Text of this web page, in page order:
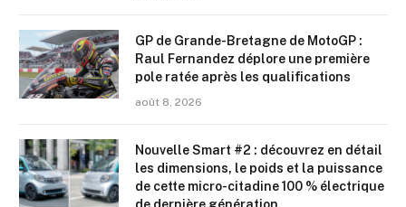
GP de Grande-Bretagne de MotoGP :
Raul Fernandez déplore une première
pole ratée après les qualifications
août 8, 2026
Nouvelle Smart #2 : découvrez en détail
les dimensions, le poids et la puissance
de cette micro-citadine 100 % électrique